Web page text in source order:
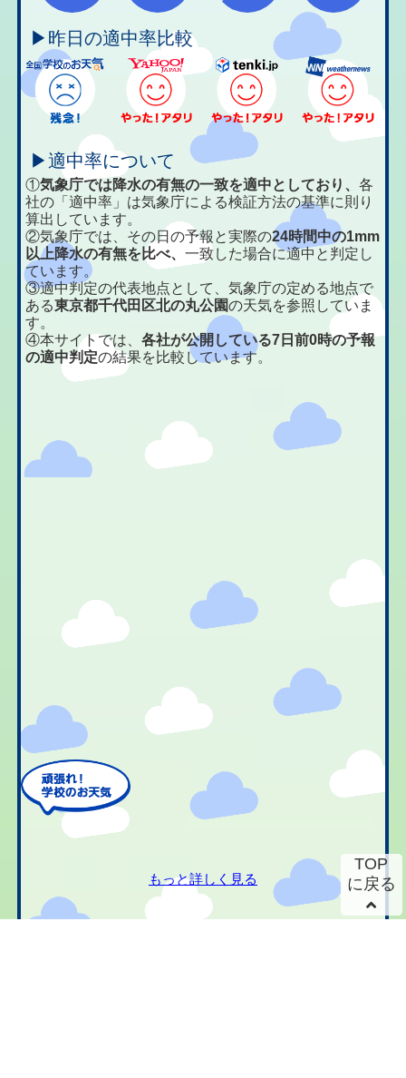
▶昨日の適中率比較
▶適中率について
①気象庁では降水の有無の一致を適中としており、各
社の「適中率」は気象庁による検証方法の基準に則り
算出しています。
②気象庁では、その日の予報と実際の24時間中の1mm
以上降水の有無を比べ、一致した場合に適中と判定し
ています。
③適中判定の代表地点として、気象庁の定める地点で
ある東京都千代田区北の丸公園の天気を参照していま
す。
④本サイトでは、各社が公開している7日前0時の予報
の適中判定の結果を比較しています。
もっと詳しく見る
TOP
に戻る